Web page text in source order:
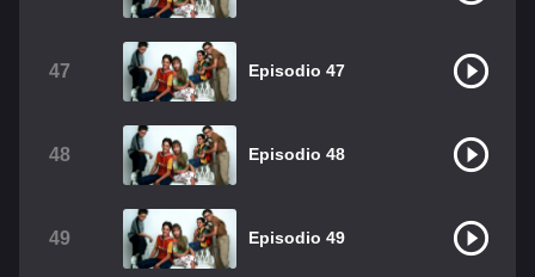
47 Episodio 47
48 Episodio 48
49 Episodio 49